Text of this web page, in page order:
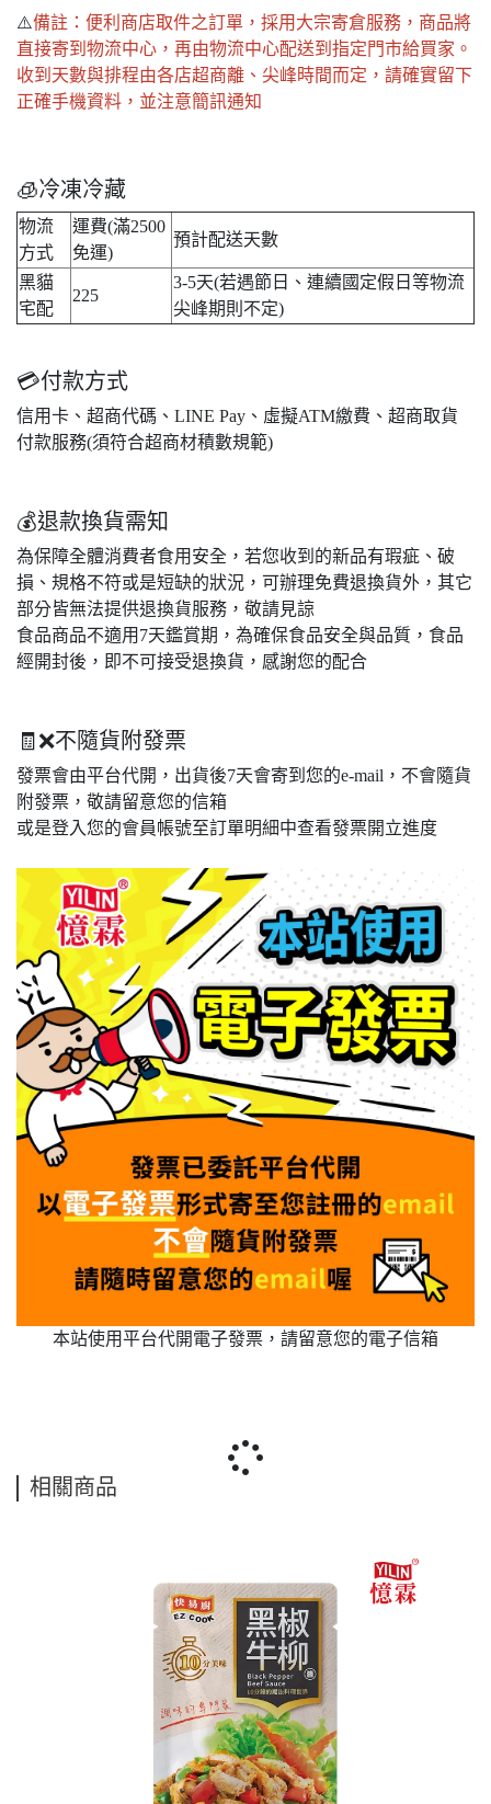
⚠️備註：便利商店取件之訂單，採用大宗寄倉服務，商品將
直接寄到物流中心，再由物流中心配送到指定門市給買家。
收到天數與排程由各店超商離、尖峰時間而定，請確實留下
正確手機資料，並注意簡訊通知
🧊冷凍冷藏
物流
方式
運費(滿2500
免運)
預計配送天數
黑貓
宅配
225
3-5天(若遇節日、連續國定假日等物流
尖峰期則不定)
💳付款方式
信用卡、超商代碼、LINE Pay、虛擬ATM繳費、超商取貨
付款服務(須符合超商材積數規範)
💰退款換貨需知
為保障全體消費者食用安全，若您收到的新品有瑕疵、破
損、規格不符或是短缺的狀況，可辦理免費退換貨外，其它
部分皆無法提供退換貨服務，敬請見諒
食品商品不適用7天鑑賞期，為確保食品安全與品質，食品
經開封後，即不可接受退換貨，感謝您的配合
🧾❌不隨貨附發票
發票會由平台代開，出貨後7天會寄到您的e-mail，不會隨貨
附發票，敬請留意您的信箱
或是登入您的會員帳號至訂單明細中查看發票開立進度
本站使用平台代開電子發票，請留意您的電子信箱
相關商品